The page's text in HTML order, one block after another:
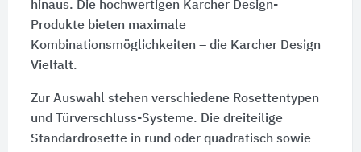
hinaus. Die hochwertigen Karcher Design-
Produkte bieten maximale
Kombinationsmöglichkeiten – die Karcher Design
Vielfalt.
Zur Auswahl stehen verschiedene Rosettentypen
und Türverschluss-Systeme. Die dreiteilige
Standardrosette in rund oder quadratisch sowie